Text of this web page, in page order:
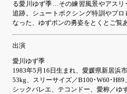
る愛川ゆず季…その練習風景やアスリ
追跡。シュートボクシング特訓やプロ
なった、ゆずポンの勇姿をとくとご覧
出演
愛川ゆず季
1983年5月16日生まれ、愛媛県新居浜
53kg、スリーサイズ／B100･W60･
シックバレエ、テコンドー、愛称／